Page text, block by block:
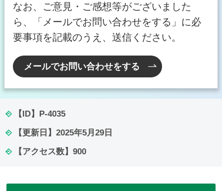
なお、ご意見・ご感想等がございました
ら、「メールでお問い合わせをする」に必
要事項を記載のうえ、送信ください。
メールでお問い合わせをする
【ID】 P-4035
【更新日】 2025年5月29日
【アクセス数】 900